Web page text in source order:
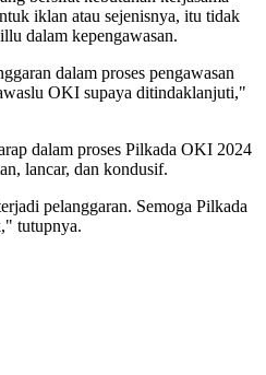
iklan atau sejenisnya, itu tidak
dalam kepengawasan.
dalam proses pengawasan
OKI supaya ditindaklanjuti,"
dalam proses Pilkada OKI 2024
lancar, dan kondusif.
pelanggaran. Semoga Pilkada
tutupnya.